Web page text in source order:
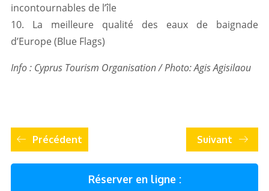
Réserver en ligne :
incontournables de l’île
10. La meilleure qualité des eaux de baignade
d’Europe (Blue Flags)
Info : Cyprus Tourism Organisation / Photo: Agis Agisilaou
Précédent Suivant